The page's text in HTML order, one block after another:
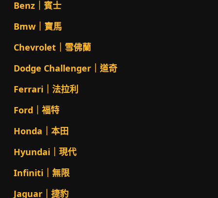
Benz｜賓士
Bmw｜寶馬
Chevrolet｜雪佛蘭
Dodge Challenger｜道奇
Ferrari｜法拉利
Ford｜福特
Honda｜本田
Hyundai｜現代
Infiniti｜無限
Jaguar｜捷豹